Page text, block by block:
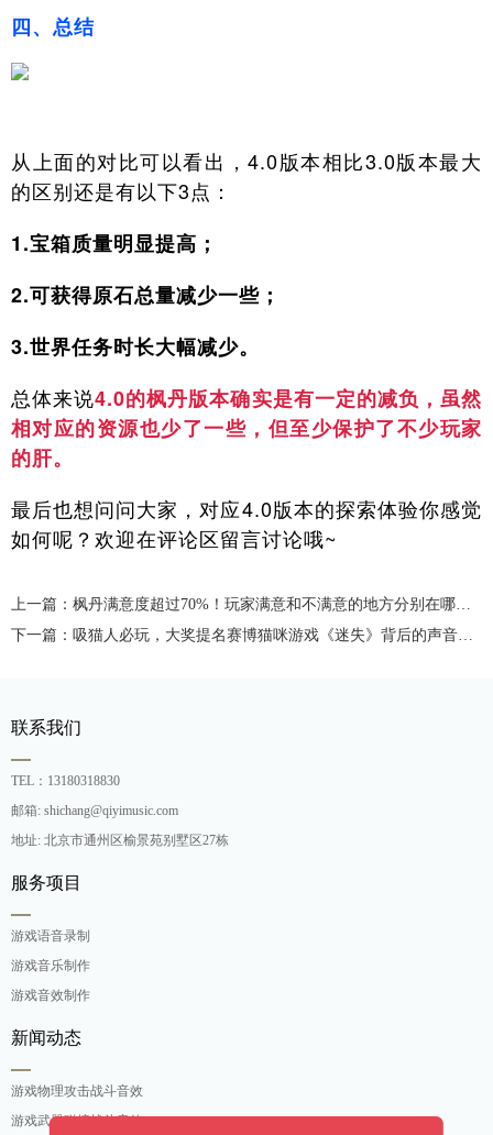
四、总结
从上面的对比可以看出，4.0版本相比3.0版本最大
的区别还是有以下3点：
1.宝箱质量明显提高；
2.可获得原石总量减少一些；
3.世界任务时长大幅减少。
总体来说4.0的枫丹版本确实是有一定的减负，虽然
相对应的资源也少了一些，但至少保护了不少玩家
的肝。
最后也想问问大家，对应4.0版本的探索体验你感觉
如何呢？欢迎在评论区留言讨论哦~
上一篇：枫丹满意度超过70%！玩家满意和不满意的地方分别在哪里？
下一篇：吸猫人必玩，大奖提名赛博猫咪游戏《迷失》背后的声音制作
联系我们
TEL：13180318830
邮箱: shichang@qiyimusic.com
地址: 北京市通州区榆景苑别墅区27栋
服务项目
游戏语音录制
游戏音乐制作
游戏音效制作
新闻动态
游戏物理攻击战斗音效
游戏武器碰撞战斗音效